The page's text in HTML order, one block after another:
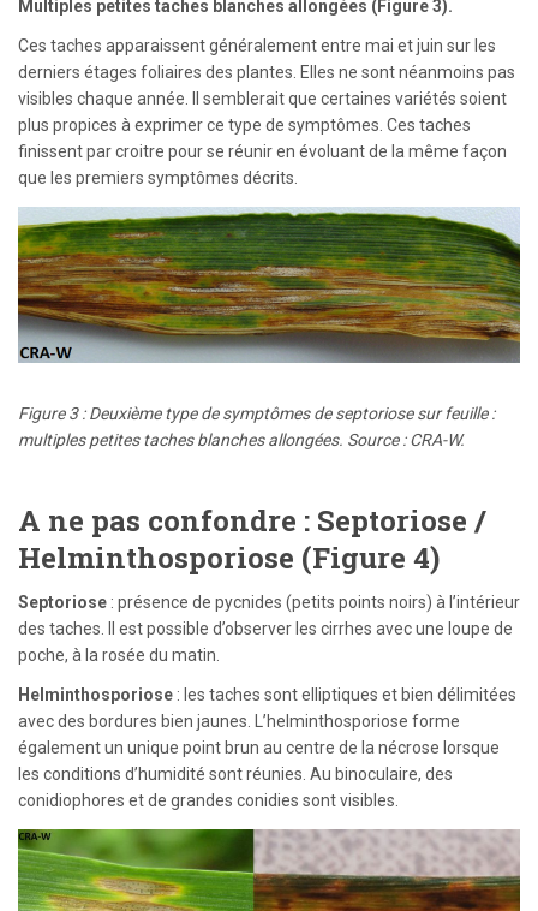
Multiples petites taches blanches allongées (Figure 3).
Ces taches apparaissent généralement entre mai et juin sur les
derniers étages foliaires des plantes. Elles ne sont néanmoins pas
visibles chaque année. Il semblerait que certaines variétés soient
plus propices à exprimer ce type de symptômes. Ces taches
finissent par croitre pour se réunir en évoluant de la même façon
que les premiers symptômes décrits.
Figure 3 : Deuxième type de symptômes de septoriose sur feuille :
multiples petites taches blanches allongées. Source : CRA-W.
A ne pas confondre : Septoriose /
Helminthosporiose (Figure 4)
Septoriose : présence de pycnides (petits points noirs) à l’intérieur
des taches. Il est possible d’observer les cirrhes avec une loupe de
poche, à la rosée du matin.
Helminthosporiose : les taches sont elliptiques et bien délimitées
avec des bordures bien jaunes. L’helminthosporiose forme
également un unique point brun au centre de la nécrose lorsque
les conditions d’humidité sont réunies. Au binoculaire, des
conidiophores et de grandes conidies sont visibles.